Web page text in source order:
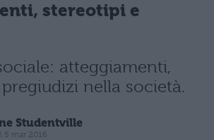
stereotipi e
atteggiamenti,
nella società.
Studentville
5 mar 2016